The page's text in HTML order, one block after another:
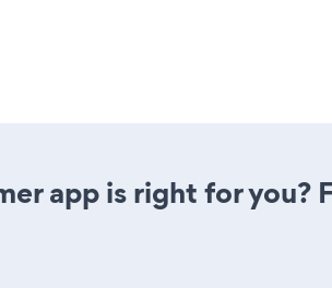
app is right for you?